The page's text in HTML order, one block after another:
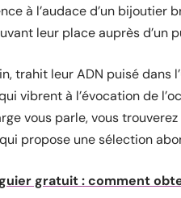
à l’audace d’un bijoutier
leur place auprès d’un
trahit leur ADN puisé dans
vibrent à l’évocation de
vous parle, vous
qui propose une sélection
gratuit : comment